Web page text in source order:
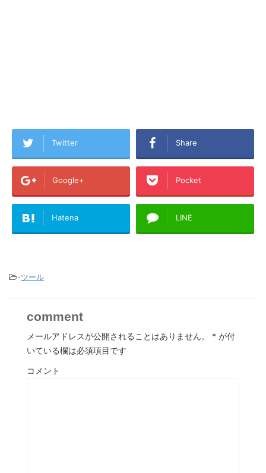
Twitter Share
Google+ Pocket
Hatena LINE
-ツール
comment
メールアドレスが公開されることはありません。 * が付
いている欄は必須項目です
コメント